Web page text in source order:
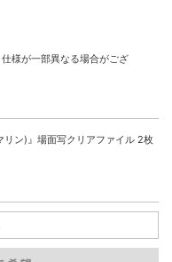
様が一部異なる場合がござ
ン)』場面写クリアファイル 2枚